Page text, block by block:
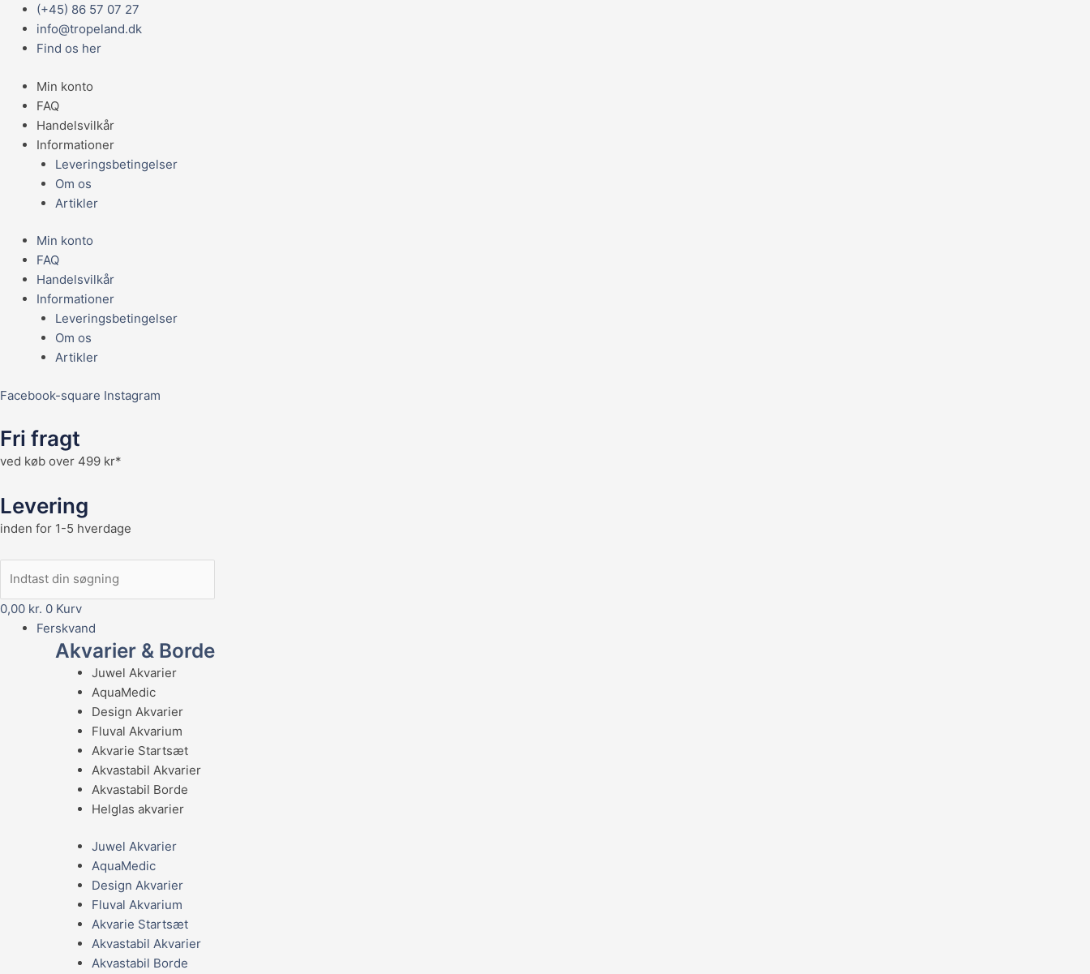
indholdet
(+45) 86 57 07 27
info@tropeland.dk
Find os her
Min konto
FAQ
Handelsvilkår
Informationer
Leveringsbetingelser
Om os
Artikler
Min konto
FAQ
Handelsvilkår
Informationer
Leveringsbetingelser
Om os
Artikler
Facebook-square Instagram
Fri fragt
ved køb over 499 kr*
Levering
inden for 1-5 hverdage
0,00 kr. 0 Kurv
Main
Menu
Ferskvand
Akvarier & Borde
Juwel Akvarier
AquaMedic
Design Akvarier
Fluval Akvarium
Akvarie Startsæt
Akvastabil Akvarier
Akvastabil Borde
Helglas akvarier
Juwel Akvarier
AquaMedic
Design Akvarier
Fluval Akvarium
Akvarie Startsæt
Akvastabil Akvarier
Akvastabil Borde
JBL
Nano-
Biotopol
ml
antal